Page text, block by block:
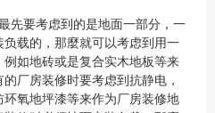
先要考虑到的是地面一部分，一
载的，那麼就可以考虑到用一
如地砖或是复合实木地板等来
厂房装修时要考虑到抗静电，
氧地坪漆等来作为厂房装修地